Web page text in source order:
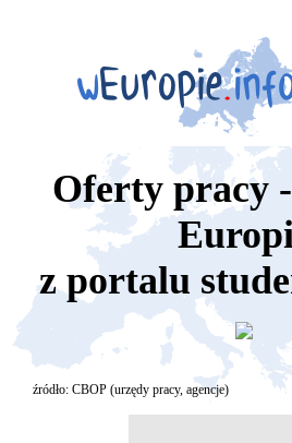
Oferty pracy
z portalu
źródło: CBOP (urzędy pracy, agencje)